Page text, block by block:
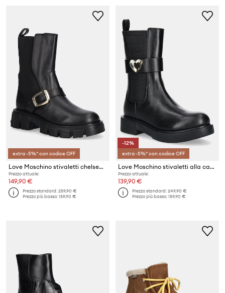
extra -5%* con codice OFF
Love Moschino stivaletti chelsea in pelle
Prezzo attuale:
149,90 €
Prezzo standard:259,90 €
Prezzo più basso:159,90 €
-12%
extra -5%* con codice OFF
Love Moschino stivaletti alla caviglia in pelle
Prezzo attuale:
139,90 €
Prezzo standard:249,90 €
Prezzo più basso:159,90 €